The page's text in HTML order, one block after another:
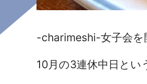
-charimeshi-女子会を
10月の3連休中日とい